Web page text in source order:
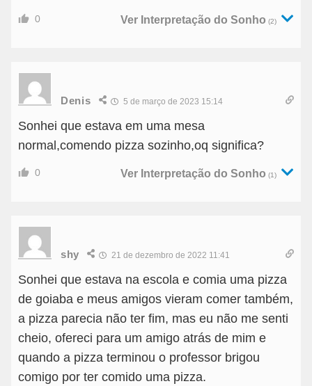
0 Ver Interpretação do Sonho (2)
Denis 5 de março de 2023 15:14
Sonhei que estava em uma mesa
normal,comendo pizza sozinho,oq significa?
0 Ver Interpretação do Sonho (1)
shy 21 de dezembro de 2022 11:41
Sonhei que estava na escola e comia uma pizza
de goiaba e meus amigos vieram comer também,
a pizza parecia não ter fim, mas eu não me senti
cheio, ofereci para um amigo atrás de mim e
quando a pizza terminou o professor brigou
comigo por ter comido uma pizza.